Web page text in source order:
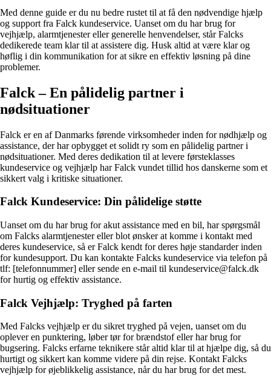
Med denne guide er du nu bedre rustet til at få den nødvendige hjælp
og support fra Falck kundeservice. Uanset om du har brug for
vejhjælp, alarmtjenester eller generelle henvendelser, står Falcks
dedikerede team klar til at assistere dig. Husk altid at være klar og
høflig i din kommunikation for at sikre en effektiv løsning på dine
problemer.
Falck – En pålidelig partner i
nødsituationer
Falck er en af Danmarks førende virksomheder inden for nødhjælp og
assistance, der har opbygget et solidt ry som en pålidelig partner i
nødsituationer. Med deres dedikation til at levere førsteklasses
kundeservice og vejhjælp har Falck vundet tillid hos danskerne som et
sikkert valg i kritiske situationer.
Falck Kundeservice: Din pålidelige støtte
Uanset om du har brug for akut assistance med en bil, har spørgsmål
om Falcks alarmtjenester eller blot ønsker at komme i kontakt med
deres kundeservice, så er Falck kendt for deres høje standarder inden
for kundesupport. Du kan kontakte Falcks kundeservice via telefon på
tlf: [telefonnummer] eller sende en e-mail til kundeservice@falck.dk
for hurtig og effektiv assistance.
Falck Vejhjælp: Tryghed på farten
Med Falcks vejhjælp er du sikret tryghed på vejen, uanset om du
oplever en punktering, løber tør for brændstof eller har brug for
bugsering. Falcks erfarne teknikere står altid klar til at hjælpe dig, så du
hurtigt og sikkert kan komme videre på din rejse. Kontakt Falcks
vejhjælp for øjeblikkelig assistance, når du har brug for det mest.